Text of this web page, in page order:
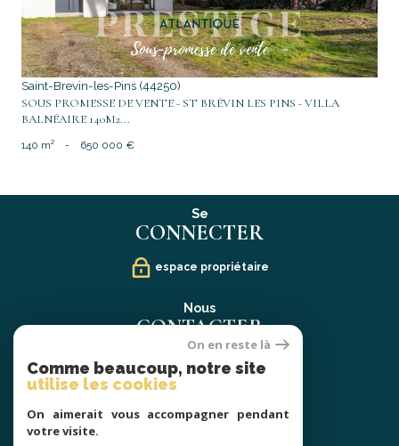
Saint-Brevin-les-Pins (44250)
SOUS PROMESSE DE VENTE - ST BRÉVIN LES PINS - VILLA
BALNÉAIRE 140M2...
140 m² - 650 000 €
Se
CONNECTER
espace propriétaire
Nous
CONTACTER
02 40 21 91 13
contact@prestige-atlantique.fr
On en reste là
Comme beaucoup, notre site
utilise les cookies
On aimerait vous accompagner pendant
votre visite.